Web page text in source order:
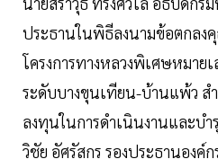
ประธานในพิธีลงนามข้อตกลง
โครงการทางหลวงพิเศษหมาย
ระดับบางขุนเทียน-บ้านแพ้ว ส
ลงทุนในการดำเนินงานและบำ
วิชัย อัศรัสกร รองประธานองค์